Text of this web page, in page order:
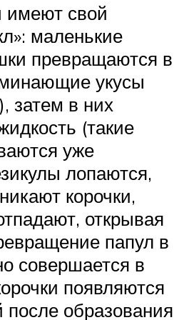
свой
маленькие
превращаются в
укусы
затем в них
(такие
уже
лопаются,
корочки,
открывая
папул в
совершается в
появляются
после образования